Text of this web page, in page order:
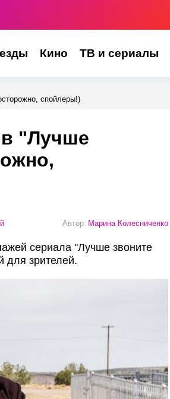
Кино ТВ и сериалы
спойлеры!)
"Лучше
Автор: Марина Колесниченко
сериала "Лучше звоните
для зрителей.